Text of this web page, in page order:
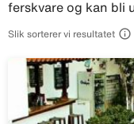
ferskvare og kan bli
Slik sorterer vi resultatet 